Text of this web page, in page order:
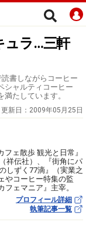
ュラ…三軒
書しながらコーヒー
シャルティコーヒー
たしています。
更新日： 2009年05月25日
ェ散歩 観光と日常』
祥伝社）、『街角にパ
しずく77滴』（実業之
やコーヒー特集の監
ェマニア』主宰。
プロフィール詳細
執筆記事一覧